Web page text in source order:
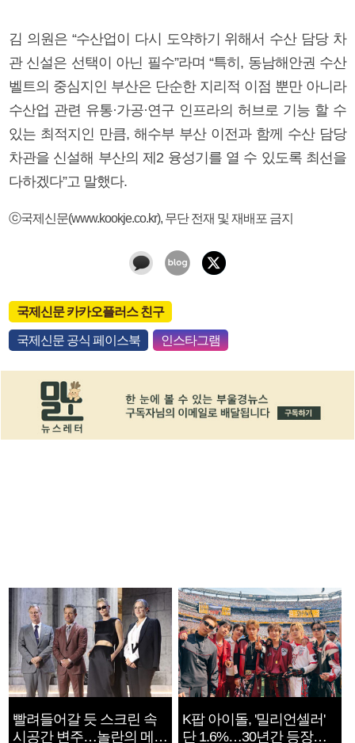
김 의원은 “수산업이 다시 도약하기 위해서 수산 담당 차
관 신설은 선택이 아닌 필수”라며 “특히, 동남해안권 수산
벨트의 중심지인 부산은 단순한 지리적 이점 뿐만 아니라
수산업 관련 유통·가공·연구 인프라의 허브로 기능 할 수
있는 최적지인 만큼, 해수부 부산 이전과 함께 수산 담당
차관을 신설해 부산의 제2 융성기를 열 수 있도록 최선을
다하겠다”고 말했다.
ⓒ국제신문(www.kookje.co.kr), 무단 전재 및 재배포 금지
국제신문 카카오플러스 친구
국제신문 공식 페이스북 인스타그램
빨려들어갈 듯 스크린 속
시공간 변주…놀란의 메시
K팝 아이돌, '밀리언셀러'
단 1.6%…30년간 등장